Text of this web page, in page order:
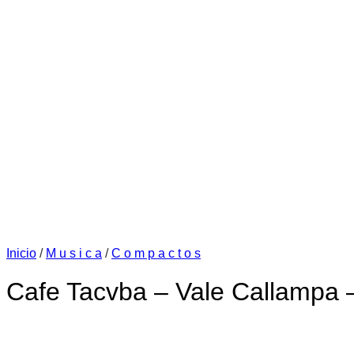
Inicio / M u s i c a / C o m p a c t o s
Cafe Tacvba – Vale Callampa